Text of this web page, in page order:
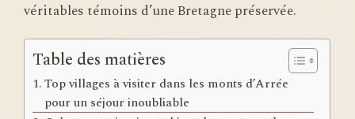
véritables témoins d’une Bretagne préservée.
Table des matières
Top villages à visiter dans les monts d’Arrée
pour un séjour inoubliable